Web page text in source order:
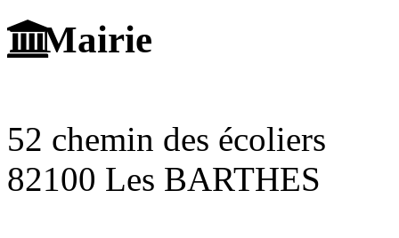
Mairie
52 chemin des écoliers
82100 Les BARTHES